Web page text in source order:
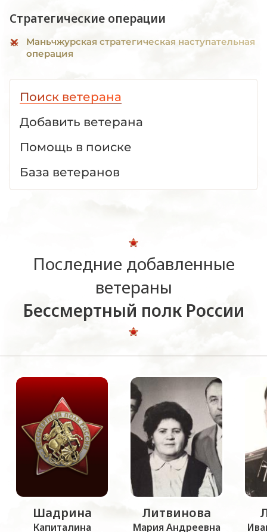
Стратегические операции
Маньчжурская стратегическая наступательная
операция
Поиск ветерана
Добавить ветерана
Помощь в поиске
База ветеранов
Последние добавленные
ветераны
Бессмертный полк России
Шадрина
Капиталина
Литвинова
Мария Андреевна